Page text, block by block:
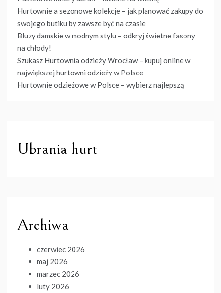
Hurtownie a sezonowe kolekcje – jak planować zakupy do
swojego butiku by zawsze być na czasie
Bluzy damskie w modnym stylu – odkryj świetne fasony
na chłody!
Szukasz Hurtownia odzieży Wrocław – kupuj online w
największej hurtowni odzieży w Polsce
Hurtownie odzieżowe w Polsce – wybierz najlepszą
Ubrania hurt
Archiwa
czerwiec 2026
maj 2026
marzec 2026
luty 2026